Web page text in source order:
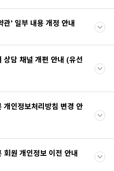
' 일부 내용 개정 안내
상담 채널 개편 안내 (유선
개인정보처리방침 변경 안
원 개인정보 이전 안내